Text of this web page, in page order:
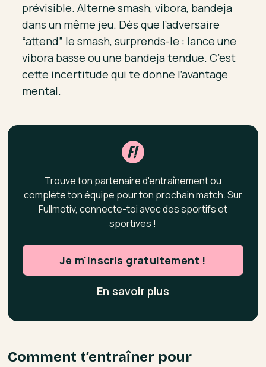
prévisible. Alterne smash, vibora, bandeja
dans un même jeu. Dès que l’adversaire
“attend” le smash, surprends-le : lance une
vibora basse ou une bandeja tendue. C’est
cette incertitude qui te donne l’avantage
mental.
Trouve ton partenaire d'entraînement ou
complète ton équipe pour ton prochain match. Sur
Fullmotiv, connecte-toi avec des sportifs et
sportives !
Je m'inscris gratuitement !
En savoir plus
Comment t’entraîner pour